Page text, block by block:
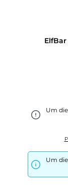
Um
Um